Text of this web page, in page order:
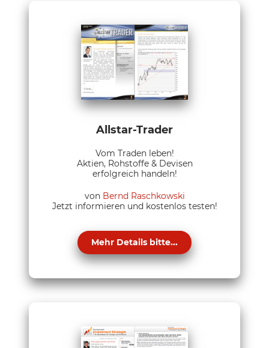
Allstar-Trader
Vom Traden leben!
Aktien, Rohstoffe & Devisen
erfolgreich handeln!
von Bernd Raschkowski
Jetzt informieren und kostenlos testen!
Mehr Details bitte...